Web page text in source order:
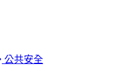
公共安全